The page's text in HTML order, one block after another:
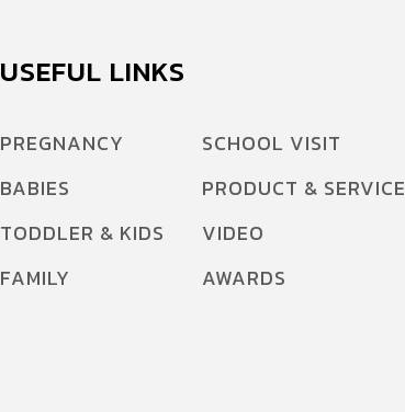
USEFUL LINKS
PREGNANCY
BABIES
TODDLER & KIDS
FAMILY
SCHOOL VISIT
PRODUCT & SERVICE
VIDEO
AWARDS